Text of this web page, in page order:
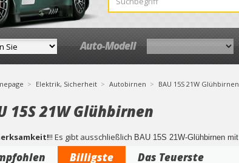
Auto-Modell
Elektrik, Sicherheit Autobirnen BAU 15S 21W Glühbirnen
15S 21W Glühbirnen
!! Es gibt ausschließlich BAU 15S 21W-Glühbirnen mit
Billigste Das Teuerste